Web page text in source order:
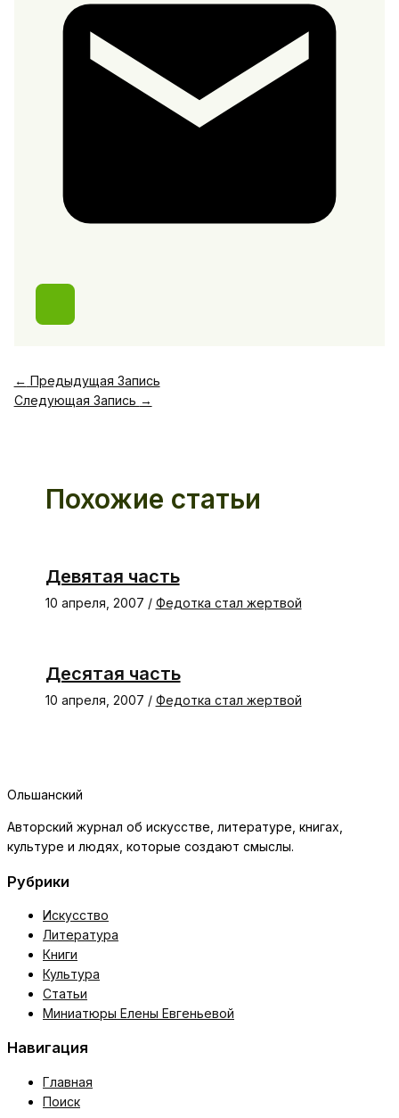
← Предыдущая Запись
Следующая Запись →
Похожие статьи
Девятая часть
10 апреля, 2007 / Федотка стал жертвой
Десятая часть
10 апреля, 2007 / Федотка стал жертвой
Ольшанский
Авторский журнал об искусстве, литературе, книгах,
культуре и людях, которые создают смыслы.
Рубрики
Искусство
Литература
Книги
Культура
Статьи
Миниатюры Елены Евгеньевой
Навигация
Главная
Поиск